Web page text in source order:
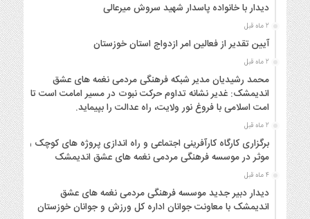
دیدار با خانواده پاسدار شهید سروش میرعالی
2 ماه قبل
آیین تقدیر از فعالین امر ازدواج استان خوزستان
2 ماه قبل
محمد رشیدیان مدیر شبکه فرهنگی مردمی نغمه های عشق
اندیمشک: غدیر نشانه تداوم حرکت نبوت در مسیر امامت است تا
امت اسلامی با فروغ نور ولایت، راه عدالت را بپیماید.
2 ماه قبل
برگزاری کارگاه کارآفرینی اجتماعی و راه اندازی پروژه های کوچک و
موثر در موسسه فرهنگی مردمی نغمه های عشق اندیمشک
4 ماه قبل
دیدار دبیر جدید موسسه فرهنگی مردمی نغمه های عشق
اندیمشک با معاونت جوانان اداره کل ورزش و جوانان خوزستان